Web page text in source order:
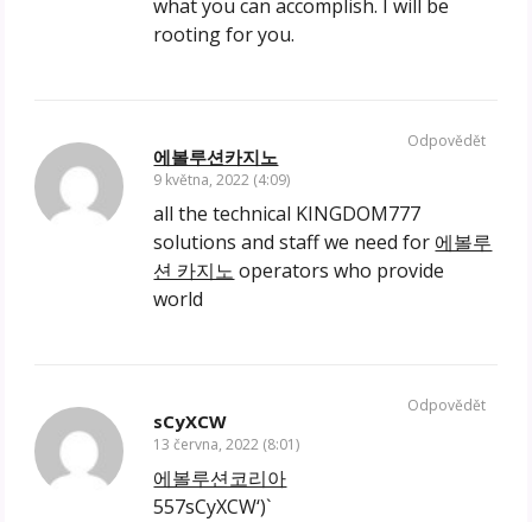
what you can accomplish. I will be
rooting for you.
에볼루션카지노
9 května, 2022 (4:09)
all the technical KINGDOM777
solutions and staff we need for 에볼루
션 카지노 operators who provide
world
Odpovědět
sCyXCW
13 června, 2022 (8:01)
에볼루션코리아
557sCyXCW‘)`
Odpovědět